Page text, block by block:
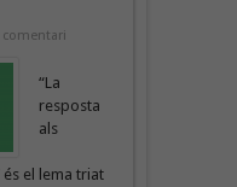
comentari
“La
resposta
als
el lema triat